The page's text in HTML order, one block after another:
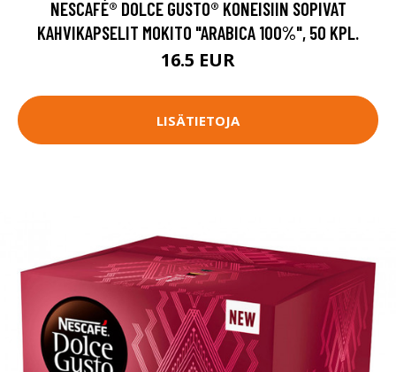
NESCAFÉ® DOLCE GUSTO® KONEISIIN SOPIVAT
KAHVIKAPSELIT MOKITO "ARABICA 100%", 50 KPL.
16.5 EUR
LISÄTIETOJA